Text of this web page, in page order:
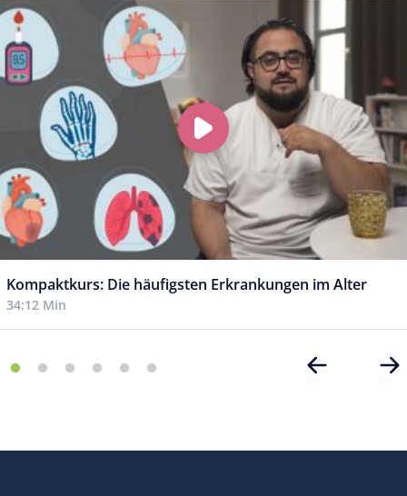
Kompaktkurs: Die häufigsten Erkrankungen im Alter
34:12 Min